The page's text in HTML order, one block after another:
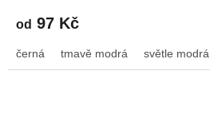
od 97 Kč
černá tmavě modrá světle modrá